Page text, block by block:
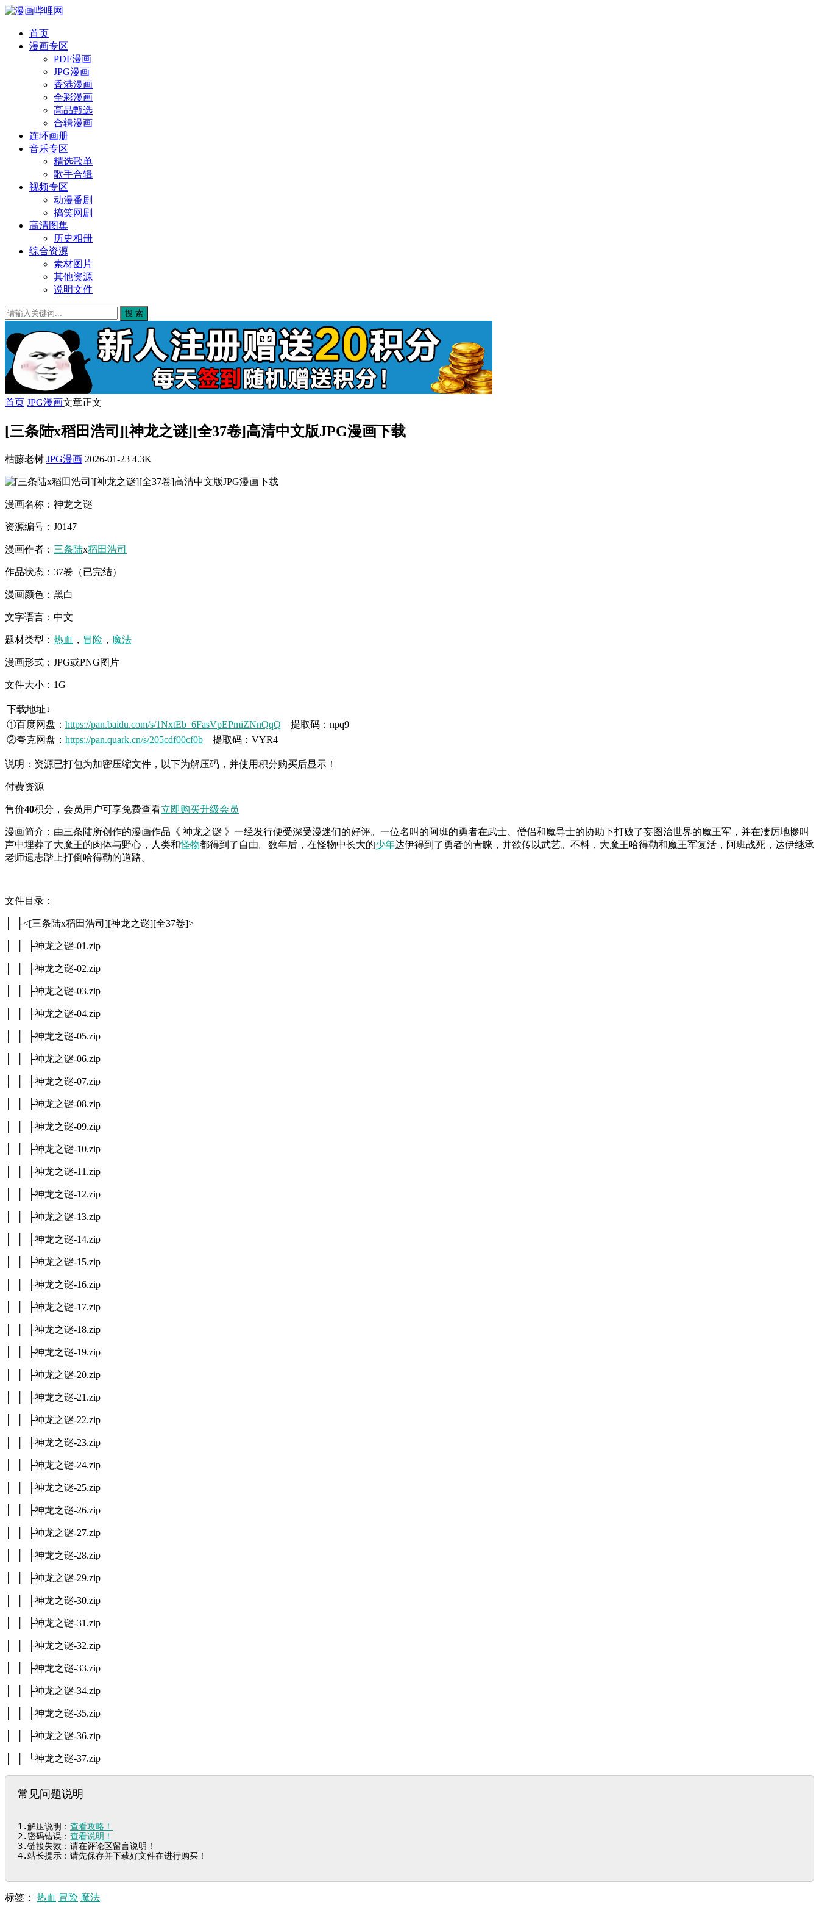
首页
漫画专区
PDF漫画
JPG漫画
香港漫画
全彩漫画
高品甄选
合辑漫画
连环画册
音乐专区
精选歌单
歌手合辑
视频专区
动漫番剧
搞笑网剧
高清图集
历史相册
综合资源
素材图片
其他资源
说明文件
搜 索
首页 JPG漫画文章正文
[三条陆x稻田浩司][神龙之谜][全37卷]高清中文版JPG漫画下载
枯藤老树 JPG漫画 2026-01-23 4.3K
漫画名称：神龙之谜
资源编号：J0147
漫画作者： 三条陆x稻田浩司
作品状态：37卷（已完结）
漫画颜色：黑白
文字语言：中文
题材类型： 热血 ， 冒险 ， 魔法
漫画形式：JPG或PNG图片
文件大小：1G
下载地址↓
①百度网盘： https://pan.baidu.com/s/1NxtEb_6FasVpEPmiZNnQqQ 提取码：npq9
②夸克网盘： https://pan.quark.cn/s/205cdf00cf0b 提取码：VYR4
说明：资源已打包为加密压缩文件，以下为解压码，并使用积分购买后显示！
付费资源
售价40积分 ，会员用户可享免费查看立即购买升级会员
漫画简介：由三条陆所创作的漫画作品《 神龙之谜 》一经发行便受深受漫迷们的好评。一位名叫的阿班的勇者在武士、僧侣和魔导士的协助下打败了妄图治世界的魔王军，并在凄厉地惨叫
声中埋葬了大魔王的肉体与野心，人类和怪物都得到了自由。数年后，在怪物中长大的少年达伊得到了勇者的青睐，并欲传以武艺。不料，大魔王哈得勒和魔王军复活，阿班战死，达伊继承
老师遗志踏上打倒哈得勒的道路。
文件目录：
│ ├<[三条陆x稻田浩司][神龙之谜][全37卷]>
│ │ ├神龙之谜-01.zip
│ │ ├神龙之谜-02.zip
│ │ ├神龙之谜-03.zip
│ │ ├神龙之谜-04.zip
│ │ ├神龙之谜-05.zip
│ │ ├神龙之谜-06.zip
│ │ ├神龙之谜-07.zip
│ │ ├神龙之谜-08.zip
│ │ ├神龙之谜-09.zip
│ │ ├神龙之谜-10.zip
│ │ ├神龙之谜-11.zip
│ │ ├神龙之谜-12.zip
│ │ ├神龙之谜-13.zip
│ │ ├神龙之谜-14.zip
│ │ ├神龙之谜-15.zip
│ │ ├神龙之谜-16.zip
│ │ ├神龙之谜-17.zip
│ │ ├神龙之谜-18.zip
│ │ ├神龙之谜-19.zip
│ │ ├神龙之谜-20.zip
│ │ ├神龙之谜-21.zip
│ │ ├神龙之谜-22.zip
│ │ ├神龙之谜-23.zip
│ │ ├神龙之谜-24.zip
│ │ ├神龙之谜-25.zip
│ │ ├神龙之谜-26.zip
│ │ ├神龙之谜-27.zip
│ │ ├神龙之谜-28.zip
│ │ ├神龙之谜-29.zip
│ │ ├神龙之谜-30.zip
│ │ ├神龙之谜-31.zip
│ │ ├神龙之谜-32.zip
│ │ ├神龙之谜-33.zip
│ │ ├神龙之谜-34.zip
│ │ ├神龙之谜-35.zip
│ │ ├神龙之谜-36.zip
│ │ └神龙之谜-37.zip
常见问题说明
1.解压说明： 查看攻略！
2.密码错误： 查看说明！
3.链接失效：请在评论区留言说明！
4.站长提示：请先保存并下载好文件在进行购买！
标签： 热血 冒险 魔法